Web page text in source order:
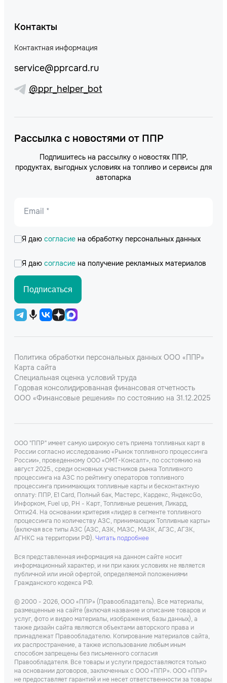
Контакты
Контактная информация
service@pprcard.ru
@ppr_helper_bot
Рассылка с новостями от ППР
Подпишитесь на рассылку о новостях ППР,
продуктах, выгодных условиях на топливо и сервисы для
автопарка
Email *
Я даю согласие на обработку персональных данных
Я даю согласие на получение рекламных материалов
Подписаться
Политика обработки персональных данных ООО «ППР»
Карта сайта
Специальная оценка условий труда
Годовая консолидированная финансовая отчетность
ООО «Финансовые решения» по состоянию на 31.12.2025
ООО "ППР" имеет самую широкую сеть приема топливных карт в
России согласно исследованию «Рынок топливного процессинга
России», проведенному ООО «ОМТ-Консалт», по состоянию на
август 2025., среди основных участников рынка Топливного
процессинга на АЗС по рейтингу операторов топливного
процессинга принимающих топливные карты и бесконтактную
оплату: ППР, Е1 Card, Полный бак, Мастерс, Кардекс, ЯндексGo,
Инфорком, Fuel up, РН - Карт, Топливные решения, Ликард,
Опти24. На основании критерия «лидер в сегменте топливного
процессинга по количеству АЗС, принимающих Топливные карты»
(включая все типы АЗС (АЗС, АЗК, МАЗС, МАЗК, АГЗС, АГЗК,
АГНКС на территории РФ). Читать подробнее
Вся представленная информация на данном сайте носит
информационный характер, и ни при каких условиях не является
публичной или иной офертой, определяемой положениями
Гражданского кодекса РФ.
© 2000 - 2026, ООО «ППР» (Правообладатель). Все материалы,
размещенные на сайте (включая название и описание товаров и
услуг, фото и видео материалы, изображения, базы данных), а
также дизайн сайта являются объектами авторского права и
принадлежат Правообладателю. Копирование материалов сайта,
их распространение, а также использование любым иным
способом запрещены без письменного согласия
Правообладателя. Все товары и услуги предоставляются только
на основании договоров, заключенных с ООО «ППР». ООО «ППР»
не предоставляет гарантий и не несет ответственности за товары